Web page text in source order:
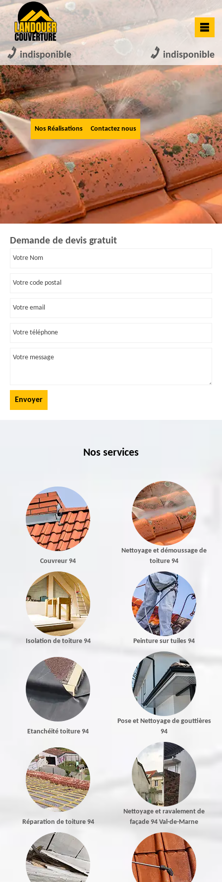
indisponible indisponible
Nos Réalisations Contactez nous
Demande de devis gratuit
Nos services
Couvreur 94
Nettoyage et démoussage de
toiture 94
Isolation de toiture 94 Peinture sur tuiles 94
Etanchéité toiture 94
Pose et Nettoyage de gouttières
94
Réparation de toiture 94
Nettoyage et ravalement de
façade 94 Val-de-Marne